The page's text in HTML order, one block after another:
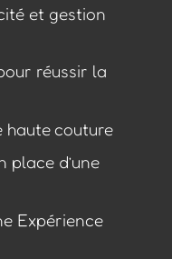
et gestion
réussir la
haute couture
place d’une
Expérience